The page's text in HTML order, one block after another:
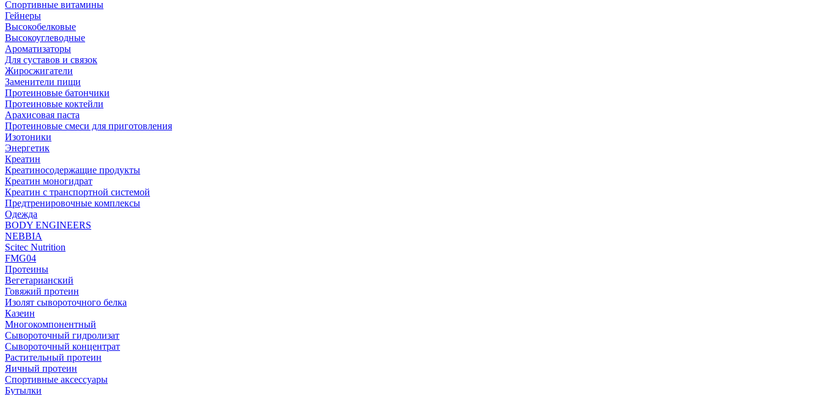
Спортивные витамины
Гейнеры
Высокобелковые
Высокоуглеводные
Ароматизаторы
Для суставов и связок
Жиросжигатели
Заменители пищи
Протеиновые батончики
Протеиновые коктейли
Арахисовая паста
Протеиновые смеси для приготовления
Изотоники
Энергетик
Креатин
Креатиносодержащие продукты
Креатин моногидрат
Креатин с транспортной системой
Предтренировочные комплексы
Одежда
BODY ENGINEERS
NEBBIA
Scitec Nutrition
FMG04
Протеины
Вегетарианский
Говяжий протеин
Изолят сывороточного белка
Казеин
Многокомпонентный
Сывороточный гидролизат
Сывороточный концентрат
Растительный протеин
Яичный протеин
Спортивные аксессуары
Бутылки